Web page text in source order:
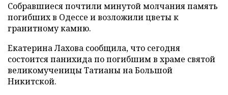
Собравшиеся почтили минутой молчания память
погибших в Одессе и возложили цветы к
гранитному камню.
Екатерина Лахова сообщила, что сегодня
состоится панихида по погибшим в храме святой
великомученицы Татианы на Большой
Никитской.